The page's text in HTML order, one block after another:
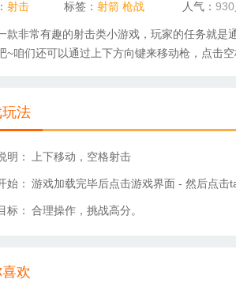
射击 标签： 射箭 枪战 人气：
款非常有趣的射击类小游戏，玩家的任务就
~咱们还可以通过上下方向键来移动枪，点击
法
明： 上下移动，空格射击
始： 游戏加载完毕后点击游戏界面 - 然后点
标： 合理操作，挑战高分。
欢